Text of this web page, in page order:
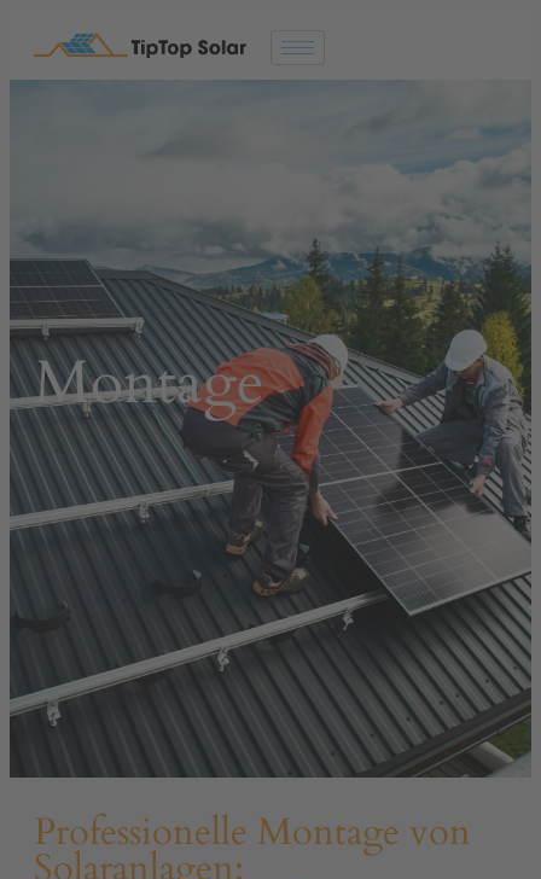
Montage
Professionelle Montage von
Solaranlagen: